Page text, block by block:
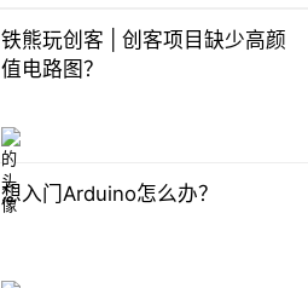
铁熊玩创客 | 创客项目缺少高颜
值电路图？
想入门Arduino怎么办？